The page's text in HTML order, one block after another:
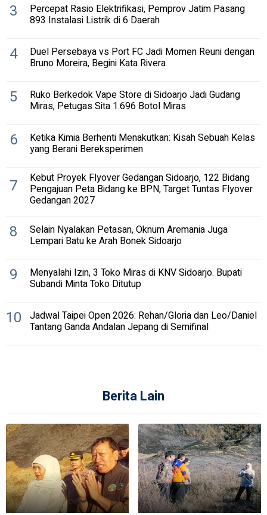
3 Percepat Rasio Elektrifikasi, Pemprov Jatim Pasang
893 Instalasi Listrik di 6 Daerah
4 Duel Persebaya vs Port FC Jadi Momen Reuni dengan
Bruno Moreira, Begini Kata Rivera
5 Ruko Berkedok Vape Store di Sidoarjo Jadi Gudang
Miras, Petugas Sita 1.696 Botol Miras
6 Ketika Kimia Berhenti Menakutkan: Kisah Sebuah Kelas
yang Berani Bereksperimen
7 Kebut Proyek Flyover Gedangan Sidoarjo, 122 Bidang
Pengajuan Peta Bidang ke BPN, Target Tuntas Flyover
Gedangan 2027
8 Selain Nyalakan Petasan, Oknum Aremania Juga
Lempari Batu ke Arah Bonek Sidoarjo
9 Menyalahi Izin, 3 Toko Miras di KNV Sidoarjo. Bupati
Subandi Minta Toko Ditutup
10 Jadwal Taipei Open 2026: Rehan/Gloria dan Leo/Daniel
Tantang Ganda Andalan Jepang di Semifinal
Berita Lain